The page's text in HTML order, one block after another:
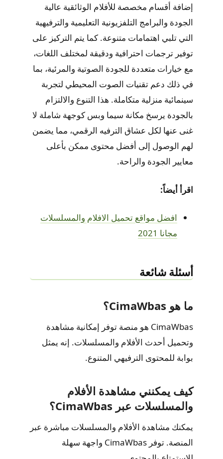
إضافة أقسام مخصصة للأفلام الوثائقية عالية
الجودة والبرامج التلفزيونية التعليمية والترفيهية
التي تلبي اهتمامات متنوعة. كما يتم التركيز على
توفير ترجمات احترافية ودقيقة لمختلف اللغات،
مع خيارات متعددة للجودة الصوتية والمرئية، بما
في ذلك دعم تقنيات الصوت المحيطي لتجربة
سينمائية منزلية متكاملة. هذا التنوع والالتزام
بالجودة يرسخ مكانة سيما وبس كوجهة شاملة لا
غنى عنها لكل عشاق الترفيه الرقمي، مما يضمن
لهم الوصول إلى أفضل محتوى ممكن بأعلى
معايير الجودة والراحة.
اقرأ أيضاً:
افضل مواقع تحميل الافلام والمسلسلات
مجانا 2021
أسئلة شائعة
ما هو CimaWbas؟
CimaWbas هو منصة توفر إمكانية مشاهدة
وتحميل أحدث الأفلام والمسلسلات. إنه يمثل
بوابة للمحتوى الترفيهي المتنوع.
كيف يمكنني مشاهدة الأفلام
والمسلسلات عبر CimaWbas؟
يمكنك مشاهدة الأفلام والمسلسلات مباشرة عبر
المنصة. توفر CimaWbas واجهة سهلة